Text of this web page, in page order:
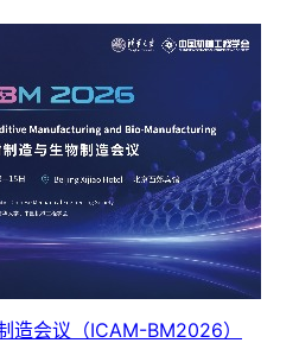
造会议 （ICAM-BM2026）